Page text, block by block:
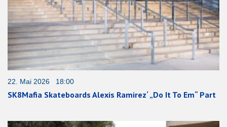
22. Mai 2026 18:00
SK8Mafia Skateboards Alexis Ramirez‘ „Do It To Em“ Part